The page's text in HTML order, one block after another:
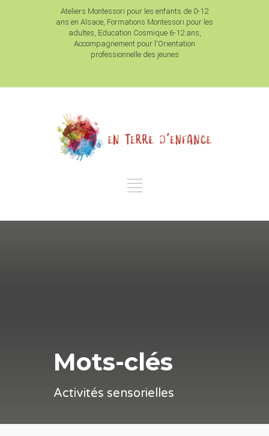
Ateliers Montessori pour les enfants de 0-12
ans en Alsace, Formations Montessori pour les
adultes, Education Cosmique 6-12 ans,
Accompagnement pour l'Orientation
professionnelle des jeunes
Mots-clés
Activités sensorielles